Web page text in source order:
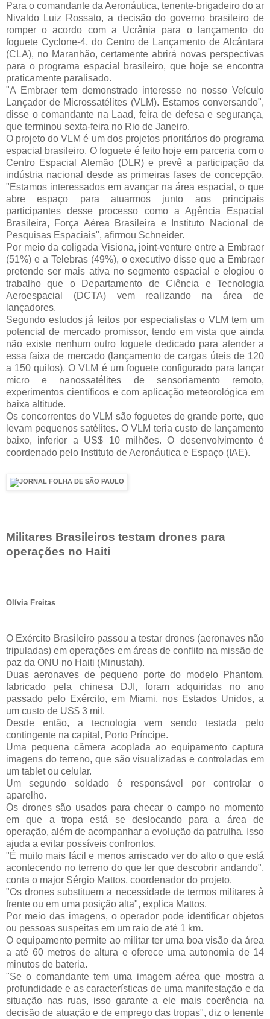
Para o comandante da Aeronáutica, tenente-brigadeiro do ar
Nivaldo Luiz Rossato, a decisão do governo brasileiro de
romper o acordo com a Ucrânia para o lançamento do
foguete Cyclone-4, do Centro de Lançamento de Alcântara
(CLA), no Maranhão, certamente abrirá novas perspectivas
para o programa espacial brasileiro, que hoje se encontra
praticamente paralisado.
"A Embraer tem demonstrado interesse no nosso Veículo
Lançador de Microssatélites (VLM). Estamos conversando",
disse o comandante na Laad, feira de defesa e segurança,
que terminou sexta-feira no Rio de Janeiro.
O projeto do VLM é um dos projetos prioritários do programa
espacial brasileiro. O foguete é feito hoje em parceria com o
Centro Espacial Alemão (DLR) e prevê a participação da
indústria nacional desde as primeiras fases de concepção.
"Estamos interessados em avançar na área espacial, o que
abre espaço para atuarmos junto aos principais
participantes desse processo como a Agência Espacial
Brasileira, Força Aérea Brasileira e Instituto Nacional de
Pesquisas Espaciais", afirmou Schneider.
Por meio da coligada Visiona, joint-venture entre a Embraer
(51%) e a Telebras (49%), o executivo disse que a Embraer
pretende ser mais ativa no segmento espacial e elogiou o
trabalho que o Departamento de Ciência e Tecnologia
Aeroespacial (DCTA) vem realizando na área de
lançadores.
Segundo estudos já feitos por especialistas o VLM tem um
potencial de mercado promissor, tendo em vista que ainda
não existe nenhum outro foguete dedicado para atender a
essa faixa de mercado (lançamento de cargas úteis de 120
a 150 quilos). O VLM é um foguete configurado para lançar
micro e nanossatélites de sensoriamento remoto,
experimentos científicos e com aplicação meteorológica em
baixa altitude.
Os concorrentes do VLM são foguetes de grande porte, que
levam pequenos satélites. O VLM teria custo de lançamento
baixo, inferior a US$ 10 milhões. O desenvolvimento é
coordenado pelo Instituto de Aeronáutica e Espaço (IAE).
Militares Brasileiros testam drones para
operações no Haiti
Olívia Freitas
O Exército Brasileiro passou a testar drones (aeronaves não
tripuladas) em operações em áreas de conflito na missão de
paz da ONU no Haiti (Minustah).
Duas aeronaves de pequeno porte do modelo Phantom,
fabricado pela chinesa DJI, foram adquiridas no ano
passado pelo Exército, em Miami, nos Estados Unidos, a
um custo de US$ 3 mil.
Desde então, a tecnologia vem sendo testada pelo
contingente na capital, Porto Príncipe.
Uma pequena câmera acoplada ao equipamento captura
imagens do terreno, que são visualizadas e controladas em
um tablet ou celular.
Um segundo soldado é responsável por controlar o
aparelho.
Os drones são usados para checar o campo no momento
em que a tropa está se deslocando para a área de
operação, além de acompanhar a evolução da patrulha. Isso
ajuda a evitar possíveis confrontos.
"É muito mais fácil e menos arriscado ver do alto o que está
acontecendo no terreno do que ter que descobrir andando",
conta o major Sérgio Mattos, coordenador do projeto.
"Os drones substituem a necessidade de termos militares à
frente ou em uma posição alta", explica Mattos.
Por meio das imagens, o operador pode identificar objetos
ou pessoas suspeitas em um raio de até 1 km.
O equipamento permite ao militar ter uma boa visão da área
a até 60 metros de altura e oferece uma autonomia de 14
minutos de bateria.
"Se o comandante tem uma imagem aérea que mostra a
profundidade e as características de uma manifestação e da
situação nas ruas, isso garante a ele mais coerência na
decisão de atuação e de emprego das tropas", diz o tenente